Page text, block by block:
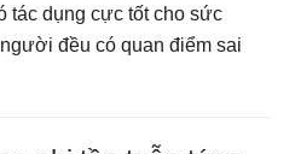
tác dụng cực tốt cho sức
đều có quan điểm sai